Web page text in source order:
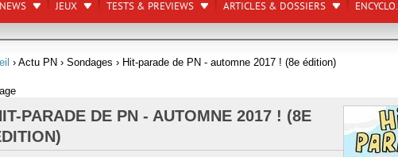
NEWS JEUX TESTS & PREVIEWS ARTICLES & DOSSIERS ENCYCLO.
› Actu PN › Sondages › Hit-parade de PN - automne 2017 ! (8e édition)
PARADE DE PN - AUTOMNE 2017 ! (8E